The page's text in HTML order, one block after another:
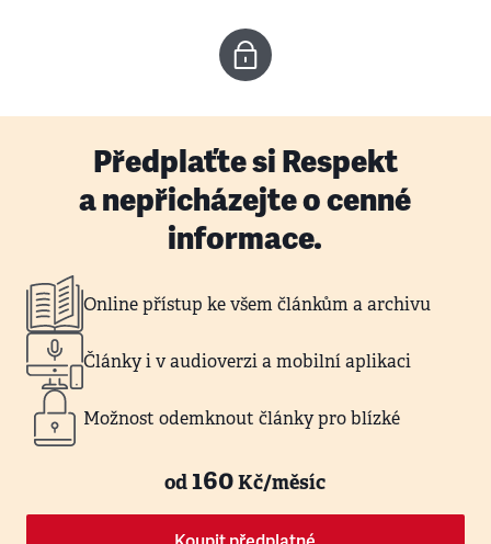
Předplaťte si Respekt
a nepřicházejte o cenné
informace.
Online přístup ke všem článkům a archivu
Články i v audioverzi a mobilní aplikaci
Možnost odemknout články pro blízké
od160Kč/měsíc